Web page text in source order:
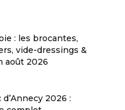
: les brocantes,
vide-dressings &
août 2026
2026 :